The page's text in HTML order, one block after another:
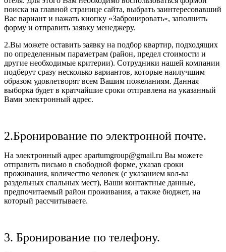
поиска на главной странице сайта, выбрать заинтересовавший
Вас вариант и нажать кнопку «Забронировать», заполнить
форму и отправить заявку менеджеру.
2.Вы можете оставить заявку на подбор квартир, подходящих
по определенным параметрам (район, предел стоимости и
другие необходимые критерии). Сотрудники нашей компании
подберут сразу несколько вариантов, которые наилучшим
образом удовлетворят всем Вашим пожеланиям. Данная
выборка будет в кратчайшие сроки отправлена на указанный
Вами электронный адрес.
2.Бронирование по электронной почте.
На электронный адрес apartumgroup@gmail.ru Вы можете
отправить письмо в свободной форме, указав сроки
проживания, количество человек (с указанием кол-ва
раздельных спальных мест), Ваши контактные данные,
предпочитаемый район проживания, а также бюджет, на
который рассчитываете.
3. Бронирование по телефону.